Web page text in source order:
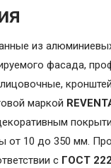
из
фасада,
маркой
от 10 до 350 мм.
с ГОСТ